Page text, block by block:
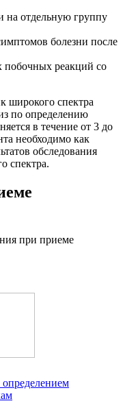
на отдельную группу
болезни после
побочных реакций со
широкого спектра
по определению
в течение от 3 до
необходимо как
обследования
спектра.
при приеме